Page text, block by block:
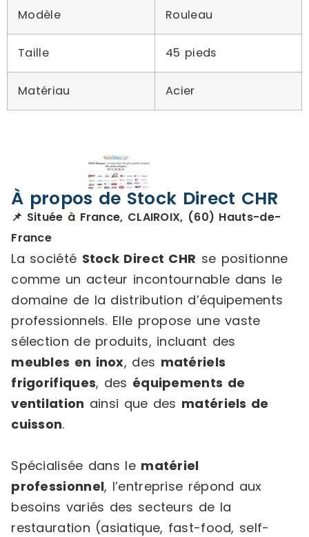
Modèle Rouleau
Taille 45 pieds
Matériau Acier
À propos de Stock Direct CHR
📌 Située à France, CLAIROIX, (60) Hauts-de-
France
La société Stock Direct CHR se positionne
comme un acteur incontournable dans le
domaine de la distribution d’équipements
professionnels. Elle propose une vaste
sélection de produits, incluant des
meubles en inox, des matériels
frigorifiques, des équipements de
ventilation ainsi que des matériels de
cuisson.
Spécialisée dans le matériel
professionnel, l’entreprise répond aux
besoins variés des secteurs de la
restauration (asiatique, fast-food, self-